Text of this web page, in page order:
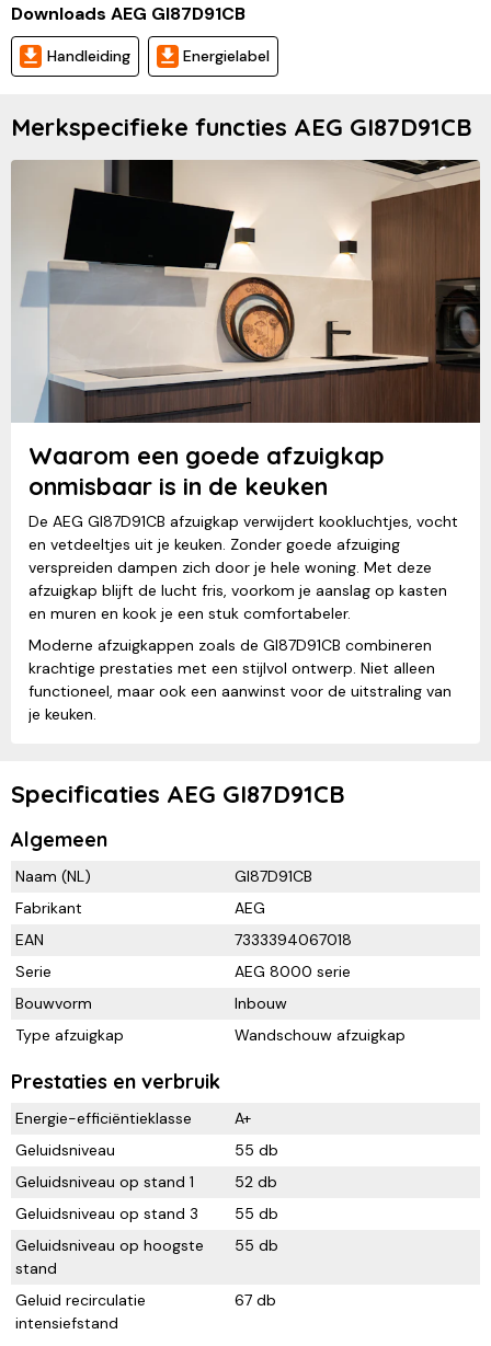
Downloads AEG GI87D91CB
Handleiding Energielabel
Merkspecifieke functies AEG GI87D91CB
Waarom een goede afzuigkap
onmisbaar is in de keuken
De AEG GI87D91CB afzuigkap verwijdert kookluchtjes, vocht
en vetdeeltjes uit je keuken. Zonder goede afzuiging
verspreiden dampen zich door je hele woning. Met deze
afzuigkap blijft de lucht fris, voorkom je aanslag op kasten
en muren en kook je een stuk comfortabeler.
Moderne afzuigkappen zoals de GI87D91CB combineren
krachtige prestaties met een stijlvol ontwerp. Niet alleen
functioneel, maar ook een aanwinst voor de uitstraling van
je keuken.
Specificaties AEG GI87D91CB
Algemeen
Naam (NL)
GI87D91CB
Fabrikant
AEG
EAN
7333394067018
Serie
AEG 8000 serie
Bouwvorm
Inbouw
Type afzuigkap
Wandschouw afzuigkap
Prestaties en verbruik
Energie-efficiëntieklasse
A+
Geluidsniveau
55 db
Geluidsniveau op stand 1
52 db
Geluidsniveau op stand 3
55 db
Geluidsniveau op hoogste
stand
55 db
Geluid recirculatie
intensiefstand
67 db